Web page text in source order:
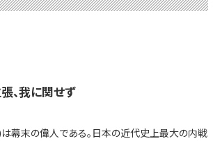
、我に関せず
幕末の偉人である。日本の近代史上最大の内戦